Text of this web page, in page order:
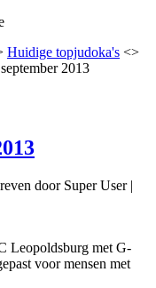
Huidige topjudoka's <>
2013
door Super User|
Leopoldsburg met G-
voor mensen met